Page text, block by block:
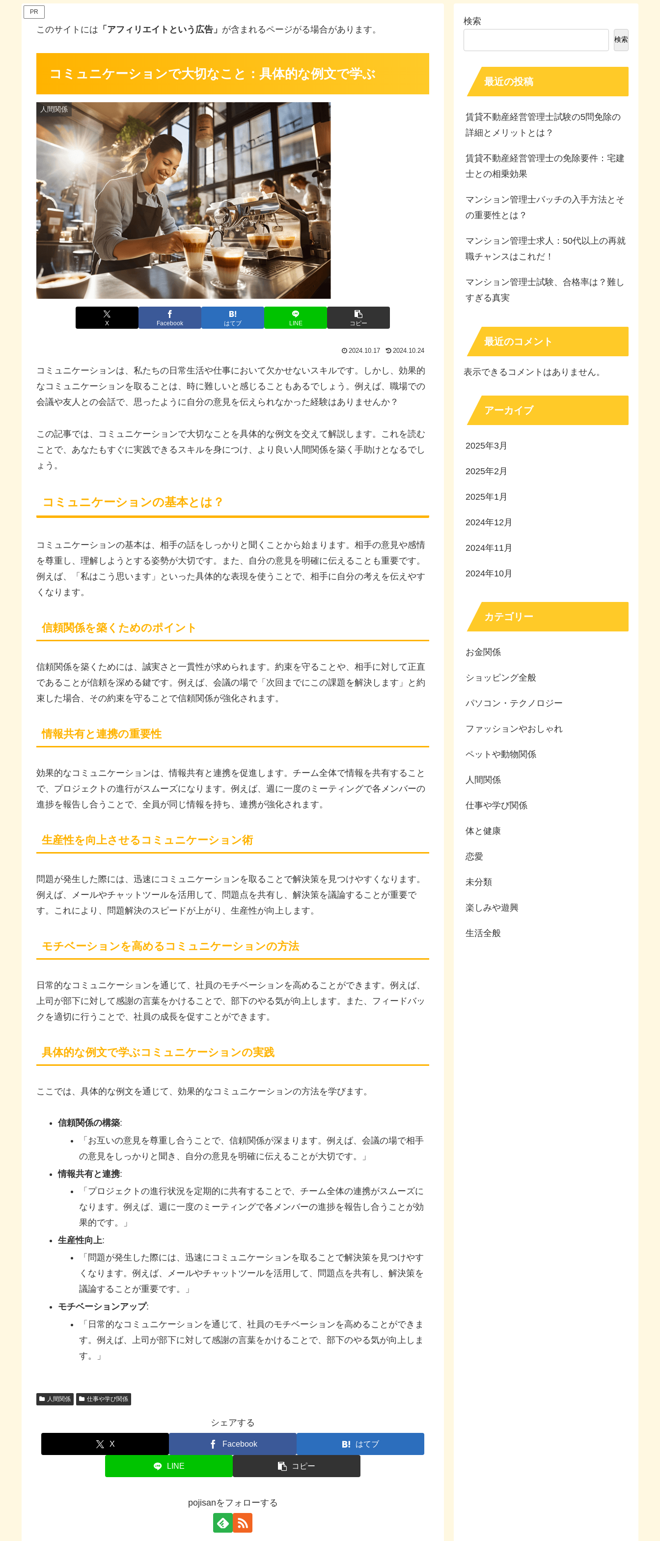
PR
このサイトには 「アフィリエイトという広告」 が含まれるページがる場合があります。
コミュニケーションで大切なこと：具体的な例文で学ぶ
人間関係
X Facebook はてブ LINE コピー
2024.10.17 2024.10.24
コミュニケーションは、私たちの日常生活や仕事において欠かせないスキルです。しかし、効果的
なコミュニケーションを取ることは、時に難しいと感じることもあるでしょう。例えば、職場での
会議や友人との会話で、思ったように自分の意見を伝えられなかった経験はありませんか？
この記事では、コミュニケーションで大切なことを具体的な例文を交えて解説します。これを読む
ことで、あなたもすぐに実践できるスキルを身につけ、より良い人間関係を築く手助けとなるでし
ょう。
コミュニケーションの基本とは？
コミュニケーションの基本は、相手の話をしっかりと聞くことから始まります。相手の意見や感情
を尊重し、理解しようとする姿勢が大切です。また、自分の意見を明確に伝えることも重要です。
例えば、「私はこう思います」といった具体的な表現を使うことで、相手に自分の考えを伝えやす
くなります。
信頼関係を築くためのポイント
信頼関係を築くためには、誠実さと一貫性が求められます。約束を守ることや、相手に対して正直
であることが信頼を深める鍵です。例えば、会議の場で「次回までにこの課題を解決します」と約
束した場合、その約束を守ることで信頼関係が強化されます。
情報共有と連携の重要性
効果的なコミュニケーションは、情報共有と連携を促進します。チーム全体で情報を共有すること
で、プロジェクトの進行がスムーズになります。例えば、週に一度のミーティングで各メンバーの
進捗を報告し合うことで、全員が同じ情報を持ち、連携が強化されます。
生産性を向上させるコミュニケーション術
問題が発生した際には、迅速にコミュニケーションを取ることで解決策を見つけやすくなります。
例えば、メールやチャットツールを活用して、問題点を共有し、解決策を議論することが重要で
す。これにより、問題解決のスピードが上がり、生産性が向上します。
モチベーションを高めるコミュニケーションの方法
日常的なコミュニケーションを通じて、社員のモチベーションを高めることができます。例えば、
上司が部下に対して感謝の言葉をかけることで、部下のやる気が向上します。また、フィードバッ
クを適切に行うことで、社員の成長を促すことができます。
具体的な例文で学ぶコミュニケーションの実践
ここでは、具体的な例文を通じて、効果的なコミュニケーションの方法を学びます。
信頼関係の構築:
「お互いの意見を尊重し合うことで、信頼関係が深まります。例えば、会議の場で相手
の意見をしっかりと聞き、自分の意見を明確に伝えることが大切です。」
情報共有と連携:
「プロジェクトの進行状況を定期的に共有することで、チーム全体の連携がスムーズに
なります。例えば、週に一度のミーティングで各メンバーの進捗を報告し合うことが効
果的です。」
生産性向上:
「問題が発生した際には、迅速にコミュニケーションを取ることで解決策を見つけやす
くなります。例えば、メールやチャットツールを活用して、問題点を共有し、解決策を
議論することが重要です。」
モチベーションアップ:
「日常的なコミュニケーションを通じて、社員のモチベーションを高めることができま
す。例えば、上司が部下に対して感謝の言葉をかけることで、部下のやる気が向上しま
す。」
人間関係 仕事や学び関係
シェアする
X Facebook はてブ
LINE コピー
pojisanをフォローする
検索
検索
最近の投稿
賃貸不動産経営管理士試験の5問免除の
詳細とメリットとは？
賃貸不動産経営管理士の免除要件：宅建
士との相乗効果
マンション管理士バッチの入手方法とそ
の重要性とは？
マンション管理士求人：50代以上の再就
職チャンスはこれだ！
マンション管理士試験、合格率は？難し
すぎる真実
最近のコメント
表示できるコメントはありません。
アーカイブ
2025年3月
2025年2月
2025年1月
2024年12月
2024年11月
2024年10月
カテゴリー
お金関係
ショッピング全般
パソコン・テクノロジー
ファッションやおしゃれ
ペットや動物関係
人間関係
仕事や学び関係
体と健康
恋愛
未分類
楽しみや遊興
生活全般